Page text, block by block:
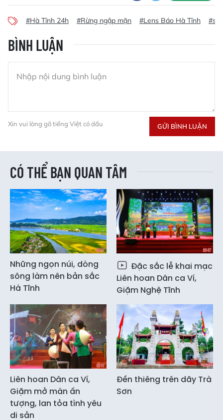
#Hà Tĩnh 24h #Rừng ngập mặn #Lens Báo Hà Tĩnh
BÌNH LUẬN
Xin vui lòng gõ tiếng Việt có dấu GỬI BÌNH LUẬN
CÓ THỂ BẠN QUAN TÂM
Những ngọn núi, dòng
sông làm nên bản sắc
Hà Tĩnh
Đặc sắc lễ khai mạc
Liên hoan Dân ca Ví,
Giặm Nghệ Tĩnh
Liên hoan Dân ca Ví,
Giặm mở màn ấn
tượng, lan tỏa tình yêu
di sản
Đền thiêng trên dãy Trà
Sơn